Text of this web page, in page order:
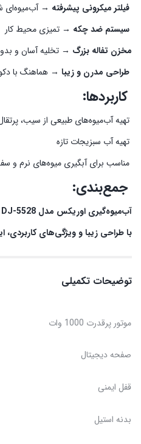
فیلتر میکرونی پیشرفته → آب‌میوه‌ای
سیستم ضد چکه → تمیزی محیط کار
مخزن تفاله بزرگ → تخلیه آسان و
طراحی مدرن و زیبا → هماهنگ با
کاربردها:
تهیه آب‌میوه‌های طبیعی از سیب،
تهیه آب سبزیجات تازه
مناسب برای آبگیری میوه‌های نرم و
جمع‌بندی:
آب‌میوه‌گیری اوریکس مدل DJ-5528 یک انتخاب هوشمند برای افرادی است که به دنبال یک دستگاه پرقدرت، کم‌صدا و با راندمان بالا برای تهیه نوشیدنی‌های سالم هستند.
با طراحی زیبا و ویژگی‌های
توضیحات تکمیلی
موتور پرقدرت 1000 وات
صفحه دیجیتال
قفل ایمنی
بدنه استیل